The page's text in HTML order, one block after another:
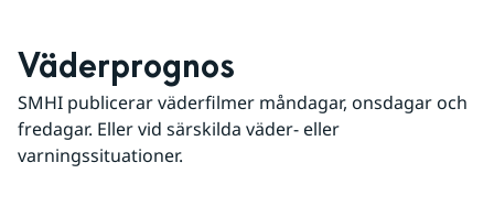
Väderprognos
SMHI publicerar väderfilmer måndagar, onsdagar och
fredagar. Eller vid särskilda väder- eller
varningssituationer.